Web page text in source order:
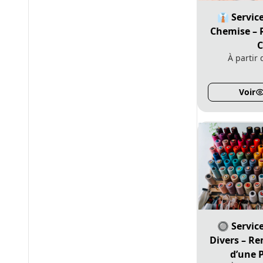
👔
Chemise –
À partir
Voir
🔘
Divers –
d’une